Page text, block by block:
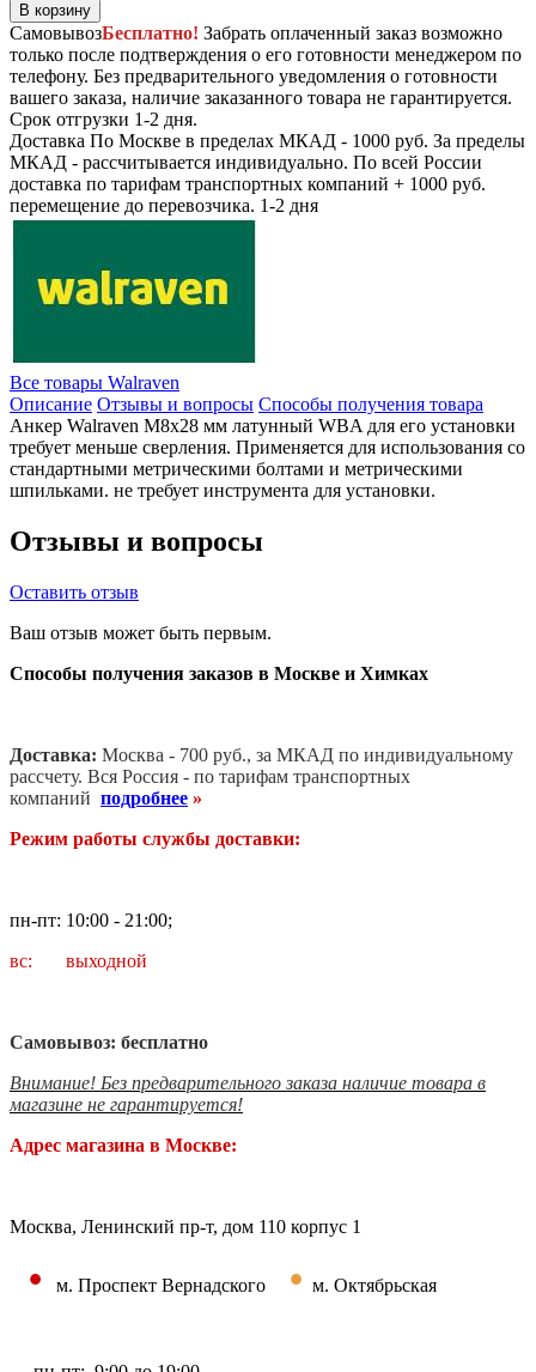
В корзину
СамовывозБесплатно! Забрать оплаченный заказ возможно
только после подтверждения о его готовности менеджером по
телефону. Без предварительного уведомления о готовности
вашего заказа, наличие заказанного товара не гарантируется.
Срок отгрузки 1-2 дня.
Доставка По Москве в пределах МКАД - 1000 руб. За пределы
МКАД - рассчитывается индивидуально. По всей России
доставка по тарифам транспортных компаний + 1000 руб.
перемещение до перевозчика. 1-2 дня
Все товары Walraven
Описание Отзывы и вопросы Способы получения товара
Анкер Walraven М8х28 мм латунный WBA для его установки
требует меньше сверления. Применяется для использования со
стандартными метрическими болтами и метрическими
шпильками. не требует инструмента для установки.
Отзывы и вопросы
Оставить отзыв
Ваш отзыв может быть первым.
Способы получения заказов в Москве и Химках
Доставка: Москва - 700 руб., за МКАД по индивидуальному
рассчету. Вся Россия - по тарифам транспортных
компаний подробнее »
Режим работы службы доставки:
пн-пт: 10:00 - 21:00;
вс: выходной
Самовывоз: бесплатно
Внимание! Без предварительного заказа наличие товара в
магазине не гарантируется!
Адрес магазина в Москве:
Москва, Ленинский пр-т, дом 110 корпус 1
• м. Проспект Вернадского • м. Октябрьская